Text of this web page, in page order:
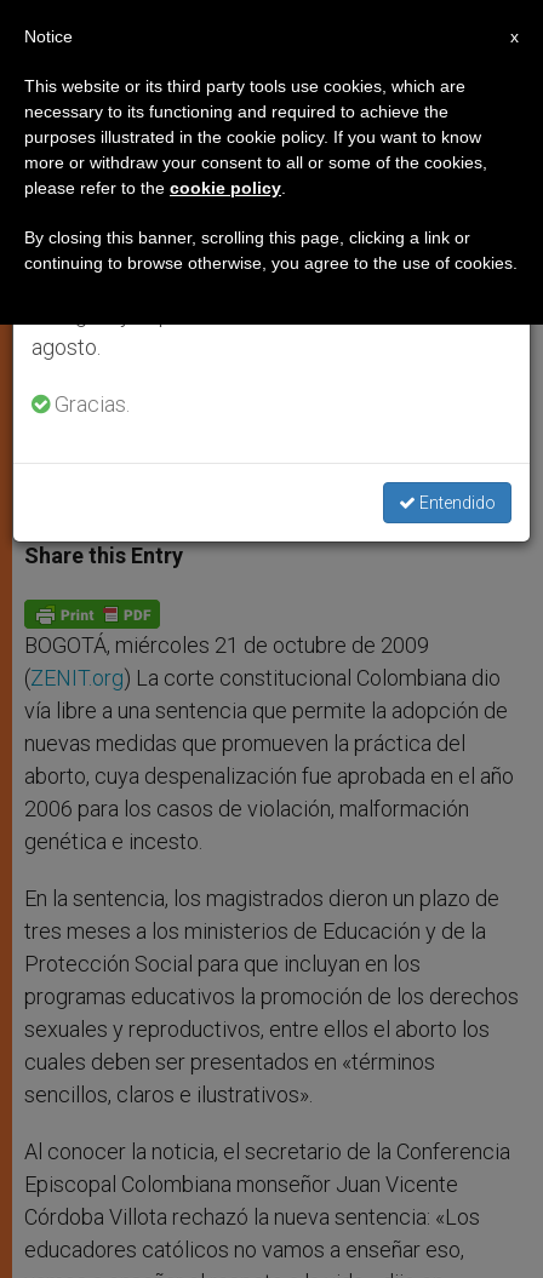
Colombia: Iglesia rechaza
nuevas medidas a favor del
aborto
Nueva sentencia judicial promueve la
CULTURA
t
s
p
p
s
e
g
e
e
b
o
k
t r
Share this Entry
BOGOTÁ, miércoles 21 de octubre de 2009
(ZENIT.org) La corte constitucional Colombiana dio
vía libre a una sentencia que permite la adopción de
nuevas medidas que promueven la práctica del
aborto, cuya despenalización fue aprobada en el año
2006 para los casos de violación, malformación
genética e incesto.
En la sentencia, los magistrados dieron un plazo de
tres meses a los ministerios de Educación y de la
Protección Social para que incluyan en los
programas educativos la promoción de los derechos
sexuales y reproductivos, entre ellos el aborto los
cuales deben ser presentados en «términos
sencillos, claros e ilustrativos».
Al conocer la noticia, el secretario de la Conferencia
Episcopal Colombiana monseñor Juan Vicente
Córdoba Villota rechazó la nueva sentencia: «Los
educadores católicos no vamos a enseñar eso,
×
Aviso importante
Del 27 de julio al 7 de agosto haremos la pausa
anual, aprovechando que en el periodo de verano
se generan menos informaciones y también el
agosto.
Gracias.
Entendido
x
Notice
This website or its third party tools use cookies, which are
necessary to its functioning and required to achieve the
purposes illustrated in the cookie policy. If you want to know
more or withdraw your consent to all or some of the cookies,
please refer to the cookie policy
By closing this banner, scrolling this page, clicking a link or
continuing to browse otherwise, you agree to the use of cookies.